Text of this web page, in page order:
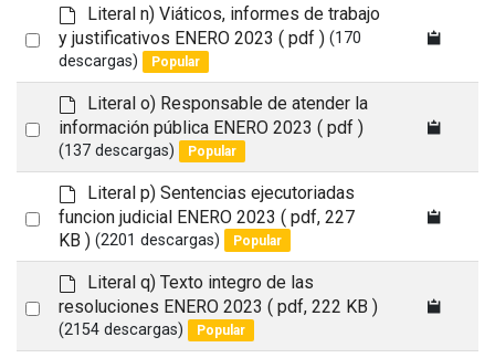
l
t
Select
d
e
f
a
l
t
Literal n) Viáticos, informes de trabajo
y justificativos ENERO 2023 ( pdf ) (170
descargas)
Popular
Select
d
e
f
a
l
Literal o) Responsable de atender la
información pública ENERO 2023 ( pdf )
(137 descargas) Popular
Select
d
e
f
a
l
t
Literal p) Sentencias ejecutoriadas
funcion judicial ENERO 2023 ( pdf, 227
KB ) (2201 descargas) Popular
Select
d
e
f
a
Literal q) Texto integro de las
resoluciones ENERO 2023 ( pdf, 222 KB )
(2154 descargas) Popular